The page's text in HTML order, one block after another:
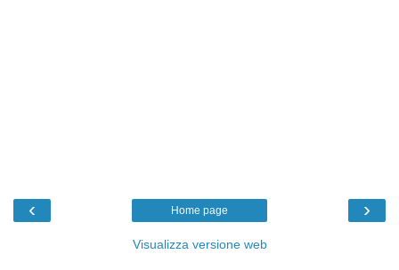
‹ ›
Home page
Visualizza versione web